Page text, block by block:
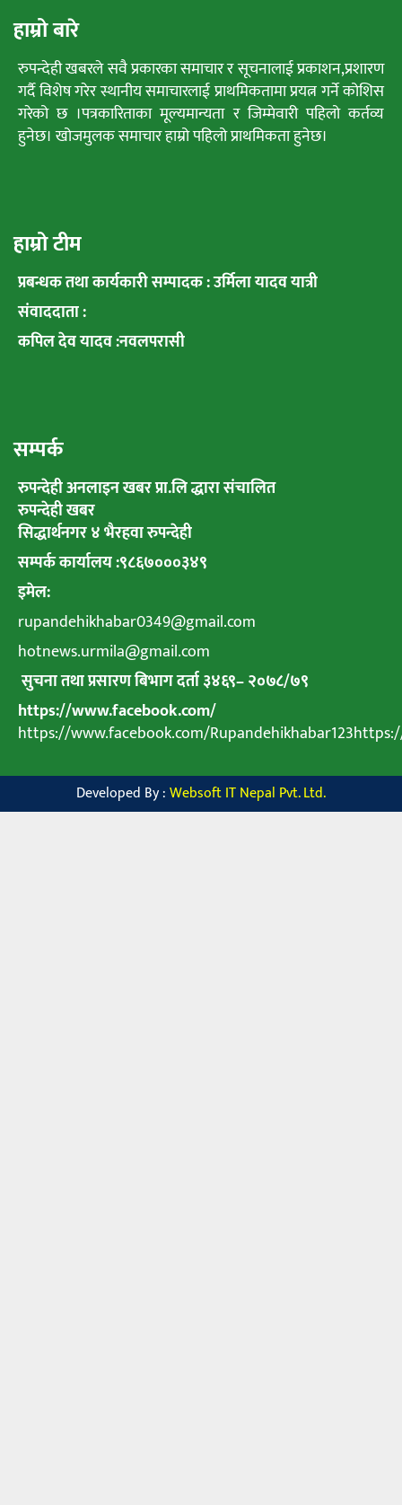
हाम्रो बारे
रुपन्देही खबरले सवै प्रकारका समाचार र सूचनालाई प्रकाशन,प्रशारण
गर्दै विशेष गरेर स्थानीय समाचारलाई प्राथमिकतामा प्रयत्न गर्ने कोशिस
गरेको छ ।पत्रकारिताका मूल्यमान्यता र जिम्मेवारी पहिलो कर्तव्य
हुनेछ। खोजमुलक समाचार हाम्रो पहिलो प्राथमिकता हुनेछ।
हाम्रो टीम
प्रबन्धक तथा कार्यकारी सम्पादक : उर्मिला यादव यात्री
संवाददाता :
कपिल देव यादव :नवलपरासी
सम्पर्क
रुपन्देही अनलाइन खबर प्रा.लि द्धारा संचालित
रुपन्देही खबर
सिद्धार्थनगर ४ भैरहवा रुपन्देही
सम्पर्क कार्यालय :९८६७०००३४९
इमेल:
rupandehikhabar0349@gmail.com
hotnews.urmila@gmail.com
सुचना तथा प्रसारण बिभाग दर्ता ३४६९–२०७८/७९
https://www.facebook.com/
https://www.facebook.com/
Developed By :Websoft IT Nepal Pvt. Ltd.